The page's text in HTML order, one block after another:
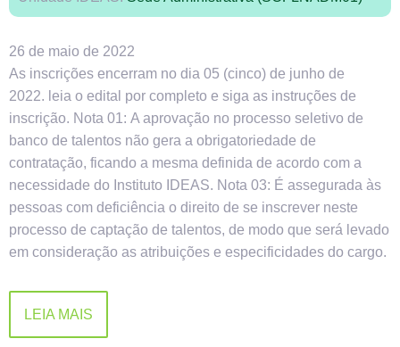
26 de maio de 2022
As inscrições encerram no dia 05 (cinco) de junho de
2022. leia o edital por completo e siga as instruções de
inscrição. Nota 01: A aprovação no processo seletivo de
banco de talentos não gera a obrigatoriedade de
contratação, ficando a mesma definida de acordo com a
necessidade do Instituto IDEAS. Nota 03: É assegurada às
pessoas com deficiência o direito de se inscrever neste
processo de captação de talentos, de modo que será levado
em consideração as atribuições e especificidades do cargo.
LEIA MAIS